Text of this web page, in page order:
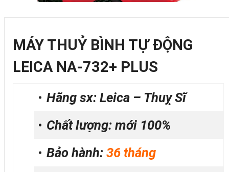
MÁY THUỶ BÌNH TỰ ĐỘNG
LEICA NA-732+ PLUS
Hãng sx: Leica – Thuỵ Sĩ
Chất lượng: mới 100%
Bảo hành: 36 tháng